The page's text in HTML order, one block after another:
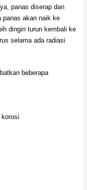
panas diserap dan
panas akan naik ke
dingin turun kembali ke
selama ada radiasi
beberapa